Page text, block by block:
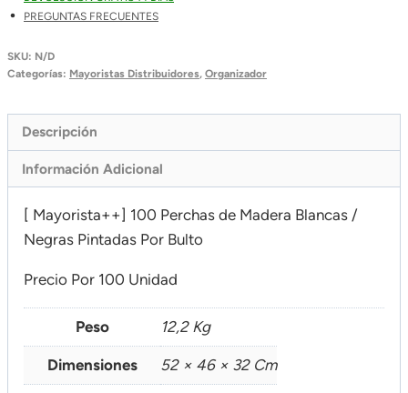
Por
Bulto
Cantidad
PREGUNTAS FRECUENTES
SKU: N/D
Categorías: Mayoristas Distribuidores, Organizador
Descripción
Información Adicional
[ Mayorista++] 100 Perchas de Madera Blancas /
Negras Pintadas Por Bulto
Precio Por 100 Unidad
Peso 12,2 Kg
Dimensiones 52 × 46 × 32 Cm